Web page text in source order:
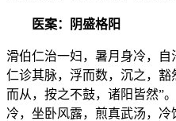
医案：阴盛格阳
滑伯仁治一妇，暑月身冷，
仁诊其脉，浮而数，沉之，
而从，按之不鼓，诸阳皆然”
冷，坐卧风露，煎真武汤，冷